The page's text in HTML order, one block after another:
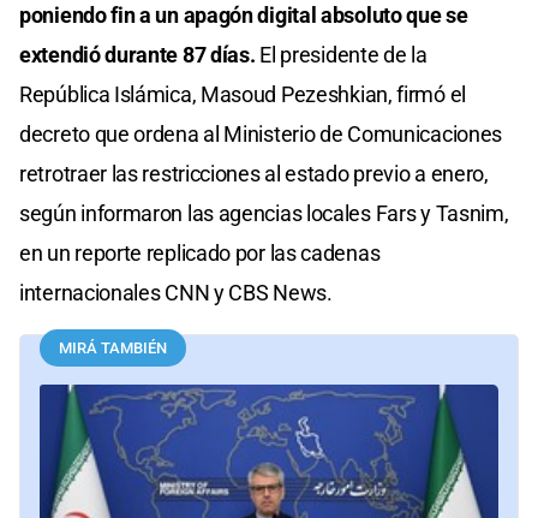
poniendo fin a un apagón digital absoluto que se
extendió durante 87 días. El presidente de la
República Islámica, Masoud Pezeshkian, firmó el
decreto que ordena al Ministerio de Comunicaciones
retrotraer las restricciones al estado previo a enero,
según informaron las agencias locales Fars y Tasnim,
en un reporte replicado por las cadenas
internacionales CNN y CBS News.
MIRÁ TAMBIÉN